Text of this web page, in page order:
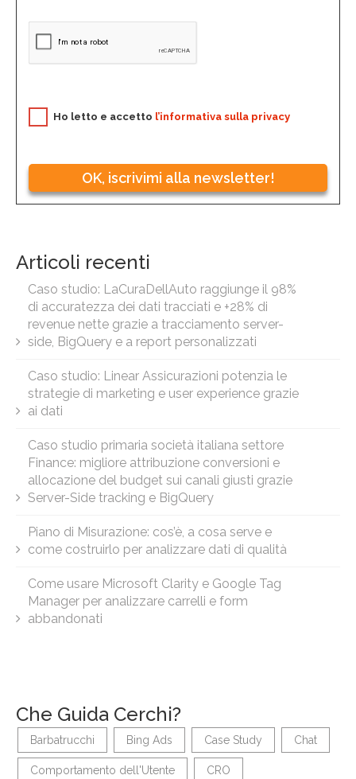
Ho letto e accetto l’informativa sulla privacy
OK, iscrivimi alla newsletter!
Articoli recenti
Caso studio: LaCuraDellAuto raggiunge il 98%
di accuratezza dei dati tracciati e +28% di
revenue nette grazie a tracciamento server-
side, BigQuery e a report personalizzati
Caso studio: Linear Assicurazioni potenzia le
strategie di marketing e user experience grazie
ai dati
Caso studio primaria società italiana settore
Finance: migliore attribuzione conversioni e
allocazione del budget sui canali giusti grazie
Server-Side tracking e BigQuery
Piano di Misurazione: cos’è, a cosa serve e
come costruirlo per analizzare dati di qualità
Come usare Microsoft Clarity e Google Tag
Manager per analizzare carrelli e form
abbandonati
Che Guida Cerchi?
Barbatrucchi Bing Ads Case Study Chat
Comportamento dell'Utente CRO